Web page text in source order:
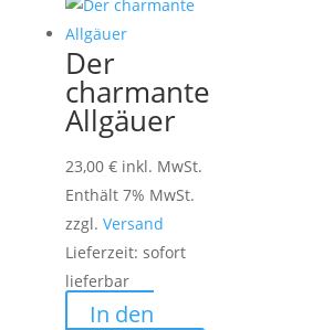
Der
charmante
Allgäuer
23,00 € inkl. MwSt.
Enthält 7% MwSt.
zzgl. Versand
Lieferzeit: sofort
lieferbar
In den